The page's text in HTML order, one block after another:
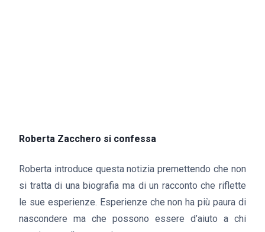
Roberta Zacchero si confessa
Roberta introduce questa notizia premettendo che non
si tratta di una biografia ma di un racconto che riflette
le sue esperienze. Esperienze che non ha più paura di
nascondere ma che possono essere d’aiuto a chi